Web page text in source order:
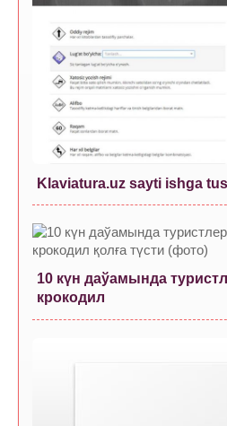
Klaviatura.uz sayti ishga
10 күн даўамында
крокодил